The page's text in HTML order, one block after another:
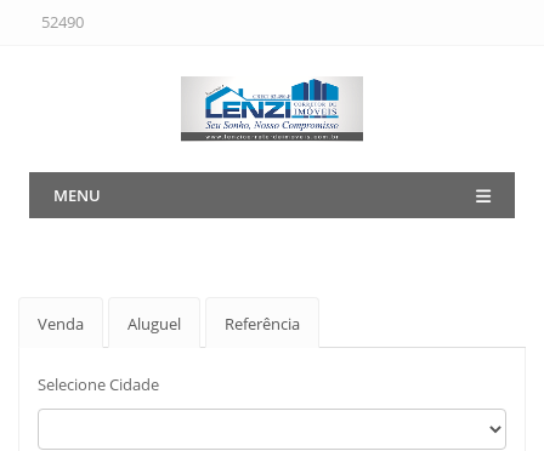
52490
MENU
Venda Aluguel Referência
Selecione Cidade